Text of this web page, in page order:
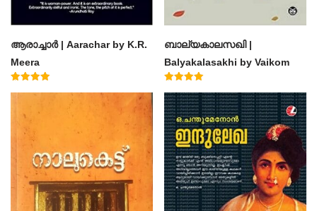
ആരാച്ചാര്‍ | Aarachar by K.R.
Meera
ബാല്യകാലസഖി |
Balyakalasakhi by Vaikom
Muhammad Basheer
4.60
out of 5